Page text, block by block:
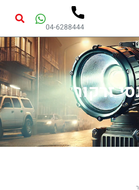
04-6288444
זרקור